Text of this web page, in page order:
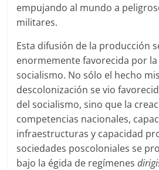
empujando al mundo a
militares.
Esta difusión de la producción
enormemente favorecida por
socialismo. No sólo el hecho
descolonización se vio
del socialismo, sino que la
competencias nacionales,
infraestructuras y capacidad
sociedades poscoloniales se
bajo la égida de regímenes